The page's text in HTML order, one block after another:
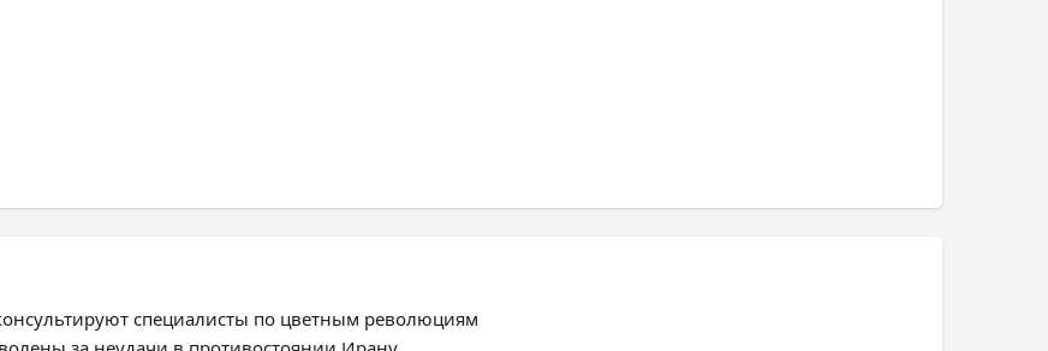
специалисты по цветным революциям